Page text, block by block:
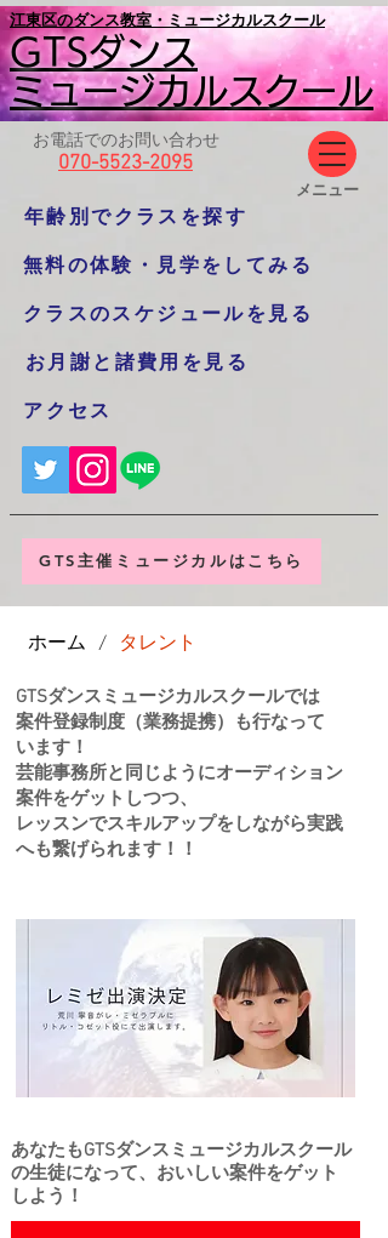
​江東区のダンス教室・ミュージカルスクール
GTSダンス
ミュージカルスクール
お電話でのお問い合わせ
070-5523-2095
​メニュー
年齢別でクラスを探す
クラスのスケジュールを見る
無料の体験・見学をしてみる
アクセス
お月謝と諸費用を見る
GTS主催ミュージカルはこちら
ホーム / タレント
GTSダンスミュージカルスクールでは
案件登録制度（業務提携）も行なって
います！
​芸能事務所と同じようにオーディション
案件をゲットしつつ、
レッスンでスキルアップをしながら実践
へも繋げられます！！
​あなたもGTSダンスミュージカルスクール
の生徒になって、おいしい案件をゲット
しよう！